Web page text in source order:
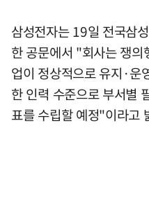
삼성전자는 19일 전국삼
한 공문에서 "회사는 쟁
업이 정상적으로 유지·운
한 인력 수준으로 부서별
표를 수립할 예정"이라고